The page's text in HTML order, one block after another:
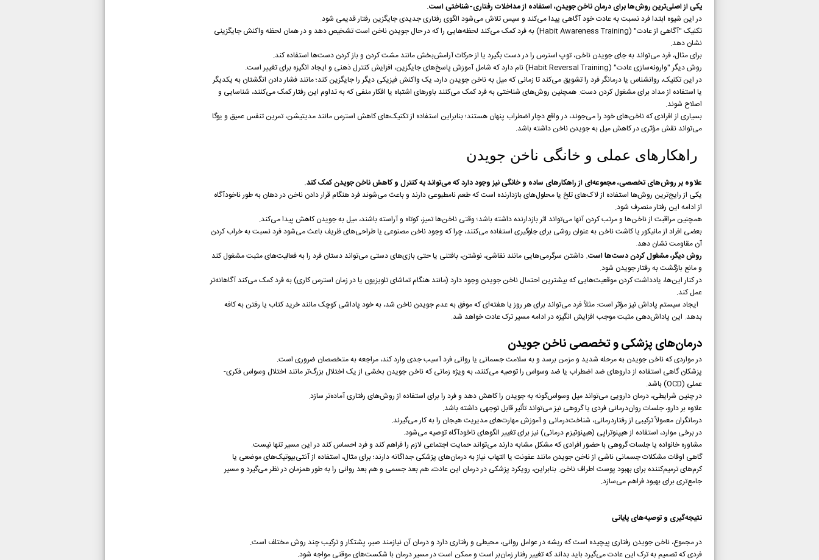
یکی از اصلی‌ترین روش‌ها برای درمان ناخن جویدن، استفاده از مداخلات رفتاری-شناختی است.
در این شیوه ابتدا فرد نسبت به عادت خود آگاهی پیدا می‌کند و سپس تلاش می‌شود الگوی رفتاری جدیدی جایگزین رفتار قدیمی شود.
تکنیک "آگاهی از عادت" (Habit Awareness Training) به فرد کمک می‌کند لحظه‌هایی را که در حال جویدن ناخن است تشخیص دهد و در همان لحظه واکنش جایگزینی
نشان دهد.
برای مثال، فرد می‌تواند به جای جویدن ناخن، توپ استرس را در دست بگیرد یا از حرکات آرامش‌بخش مانند مشت کردن و باز کردن دست‌ها استفاده کند.
روش دیگر "وارونه‌سازی عادت" (Habit Reversal Training) نام دارد که شامل آموزش پاسخ‌های جایگزین، افزایش کنترل ذهنی و ایجاد انگیزه برای تغییر است.
در این تکنیک، روانشناس یا درمانگر فرد را تشویق می‌کند تا زمانی که میل به ناخن جویدن دارد، یک واکنش فیزیکی دیگر را جایگزین کند؛ مانند فشار دادن انگشتان به یکدیگر
یا استفاده از مداد برای مشغول کردن دست. همچنین روش‌های شناختی به فرد کمک می‌کنند باورهای اشتباه یا افکار منفی که به تداوم این رفتار کمک می‌کنند، شناسایی و
اصلاح شوند.
بسیاری از افرادی که ناخن‌های خود را می‌جوند، در واقع دچار اضطراب پنهان هستند؛ بنابراین استفاده از تکنیک‌های کاهش استرس مانند مدیتیشن، تمرین تنفس عمیق و یوگا
می‌تواند نقش مؤثری در کاهش میل به جویدن ناخن داشته باشد.
راهکارهای عملی و خانگی ناخن جویدن
علاوه بر روش‌های تخصصی، مجموعه‌ای از راهکارهای ساده و خانگی نیز وجود دارد که می‌تواند به کنترل و کاهش ناخن جویدن کمک کند.
یکی از رایج‌ترین روش‌ها استفاده از لاک‌های تلخ یا محلول‌های بازدارنده است که طعم نامطبوعی دارند و باعث می‌شوند فرد هنگام قرار دادن ناخن در دهان به طور ناخودآگاه
از ادامه این رفتار منصرف شود.
همچنین مراقبت از ناخن‌ها و مرتب کردن آنها می‌تواند اثر بازدارنده داشته باشد؛ وقتی ناخن‌ها تمیز، کوتاه و آراسته باشند، میل به جویدن کاهش پیدا می‌کند.
بعضی افراد از مانیکور یا کاشت ناخن به عنوان روشی برای جلوگیری استفاده می‌کنند، چرا که وجود ناخن مصنوعی یا طراحی‌های ظریف باعث می‌شود فرد نسبت به خراب کردن
آن مقاومت نشان دهد.
روش دیگر، مشغول کردن دست‌ها است. داشتن سرگرمی‌هایی مانند نقاشی، نوشتن، بافتنی یا حتی بازی‌های دستی می‌تواند دستان فرد را به فعالیت‌های مثبت مشغول کند
و مانع بازگشت به رفتار جویدن شود.
در کنار این‌ها، یادداشت کردن موقعیت‌هایی که بیشترین احتمال ناخن جویدن وجود دارد (مانند هنگام تماشای تلویزیون یا در زمان استرس کاری) به فرد کمک می‌کند آگاهانه‌تر
عمل کند.
ایجاد سیستم پاداش نیز مؤثر است: مثلاً فرد می‌تواند برای هر روز یا هفته‌ای که موفق به عدم جویدن ناخن شد، به خود پاداشی کوچک مانند خرید کتاب یا رفتن به کافه
بدهد. این پاداش‌دهی مثبت موجب افزایش انگیزه در ادامه مسیر ترک عادت خواهد شد.
درمان‌های پزشکی و تخصصی ناخن جویدن
در مواردی که ناخن جویدن به مرحله شدید و مزمن برسد و به سلامت جسمانی یا روانی فرد آسیب جدی وارد کند، مراجعه به متخصصان ضروری است.
پزشکان گاهی استفاده از داروهای ضد اضطراب یا ضد وسواس را توصیه می‌کنند، به ویژه زمانی که ناخن جویدن بخشی از یک اختلال بزرگ‌تر مانند اختلال وسواس فکری-
عملی (OCD) باشد.
در چنین شرایطی، درمان دارویی می‌تواند میل وسواس‌گونه به جویدن را کاهش دهد و فرد را برای استفاده از روش‌های رفتاری آماده‌تر سازد.
علاوه بر دارو، جلسات روان‌درمانی فردی یا گروهی نیز می‌تواند تأثیر قابل توجهی داشته باشد.
درمانگران معمولاً ترکیبی از رفتاردرمانی، شناخت‌درمانی و آموزش مهارت‌های مدیریت هیجان را به کار می‌گیرند.
در برخی موارد، استفاده از هیپنوتراپی (هیپنوتیزم درمانی) نیز برای تغییر الگوهای ناخودآگاه توصیه می‌شود.
مشاوره خانواده یا جلسات گروهی با حضور افرادی که مشکل مشابه دارند می‌تواند حمایت اجتماعی لازم را فراهم کند و فرد احساس کند در این مسیر تنها نیست.
گاهی اوقات مشکلات جسمانی ناشی از ناخن جویدن مانند عفونت یا التهاب نیاز به درمان‌های پزشکی جداگانه دارند؛ برای مثال، استفاده از آنتی‌بیوتیک‌های موضعی یا
کرم‌های ترمیم‌کننده برای بهبود پوست اطراف ناخن. بنابراین، رویکرد پزشکی در درمان این عادت، هم بعد جسمی و هم بعد روانی را به طور همزمان در نظر می‌گیرد و مسیر
جامع‌تری برای بهبود فراهم می‌سازد.
نتیجه‌گیری و توصیه‌های پایانی
در مجموع، ناخن جویدن رفتاری پیچیده است که ریشه در عوامل روانی، محیطی و رفتاری دارد و درمان آن نیازمند صبر، پشتکار و ترکیب چند روش مختلف است.
فردی که تصمیم به ترک این عادت می‌گیرد باید بداند که تغییر رفتار زمان‌بر است و ممکن است در مسیر درمان با شکست‌های موقتی مواجه شود.